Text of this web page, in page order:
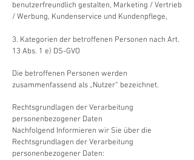
benutzerfreundlich gestalten, Marketing / Vertrieb
/ Werbung, Kundenservice und Kundenpflege,
3. Kategorien der betroffenen Personen nach Art.
13 Abs. 1 e) DS-GVO
Die betroffenen Personen werden
zusammenfassend als „Nutzer“ bezeichnet.
Rechtsgrundlagen der Verarbeitung
personenbezogener Daten
Nachfolgend Informieren wir Sie über die
Rechtsgrundlagen der Verarbeitung
personenbezogener Daten: